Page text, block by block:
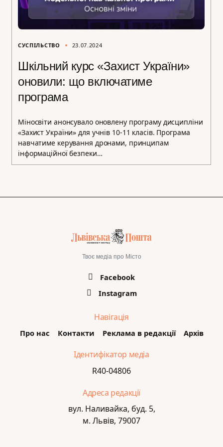
СУСПІЛЬСТВО 23.07.2024
Шкільний курс «Захист України»
оновили: що включатиме
програма
Міносвіти анонсувало оновлену програму дисципліни
«Захист України» для учнів 10-11 класів. Програма
навчатиме керування дронами, принципам
інформаційної безпеки…
Твоє медіа про Місто
Facebook
Instagram
Навігація
Про нас Контакти Реклама в редакції Архів
Ідентифікатор медіа
R40-04806
Адреса редакції
вул. Наливайка, буд. 5,
м. Львів, 79007